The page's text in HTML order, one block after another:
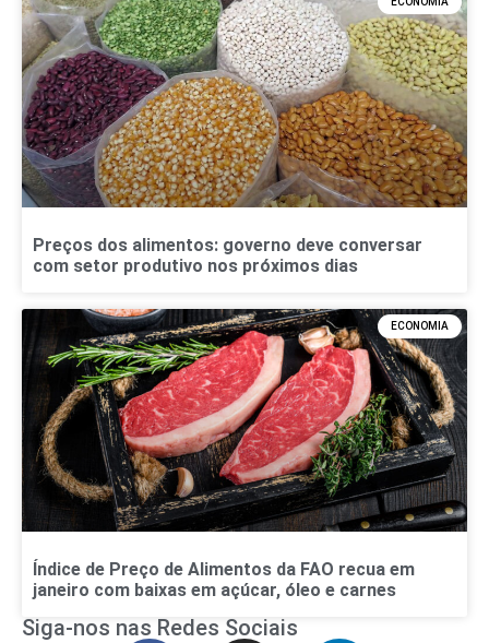
Preços dos alimentos: governo deve conversar
com setor produtivo nos próximos dias
ECONOMIA
Índice de Preço de Alimentos da FAO recua em
janeiro com baixas em açúcar, óleo e carnes
Siga-nos nas Redes Sociais